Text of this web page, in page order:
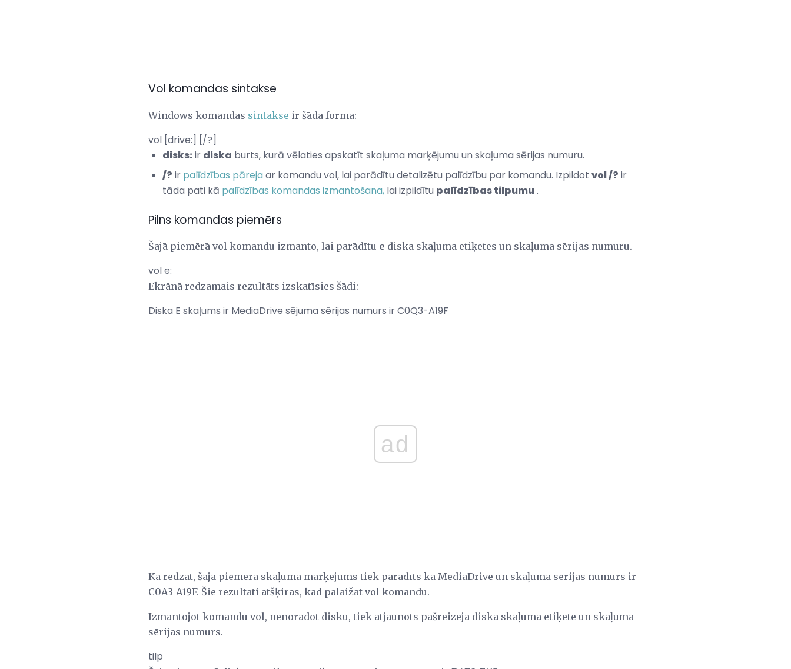
Vol komandas sintakse
Windows komandas sintakse ir šāda forma:
vol [drive:] [/?]
disks: ir diska burts, kurā vēlaties apskatīt skaļuma marķējumu un skaļuma sērijas numuru.
/? ir palīdzības pārejaar komandu vol, lai parādītu detalizētu palīdzību par komandu. Izpildot vol /? ir
tāda pati kā palīdzības komandas izmantošana, lai izpildītu palīdzības tilpumu.
Pilns komandas piemērs
Šajā piemērā vol komandu izmanto, lai parādītu e diska skaļuma etiķetes un skaļuma sērijas numuru.
vol e:
Ekrānā redzamais rezultāts izskatīsies šādi:
Diska E skaļums ir MediaDrive sējuma sērijas numurs ir C0Q3-A19F
ad
Kā redzat, šajā piemērā skaļuma marķējums tiek parādīts kā MediaDrive un skaļuma sērijas numurs ir
C0A3-A19F. Šie rezultāti atšķiras, kad palaižat vol komandu.
Izmantojot komandu vol, nenorādot disku, tiek atjaunots pašreizējā diska skaļuma etiķete un skaļuma
sērijas numurs.
tilp